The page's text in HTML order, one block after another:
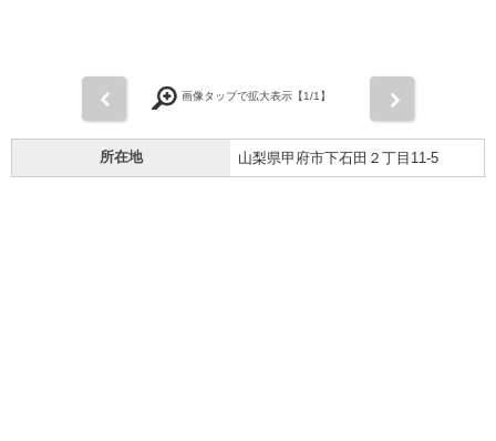
画像タップで拡大表示【1/1】
所在地 山梨県甲府市下石田２丁目11-5